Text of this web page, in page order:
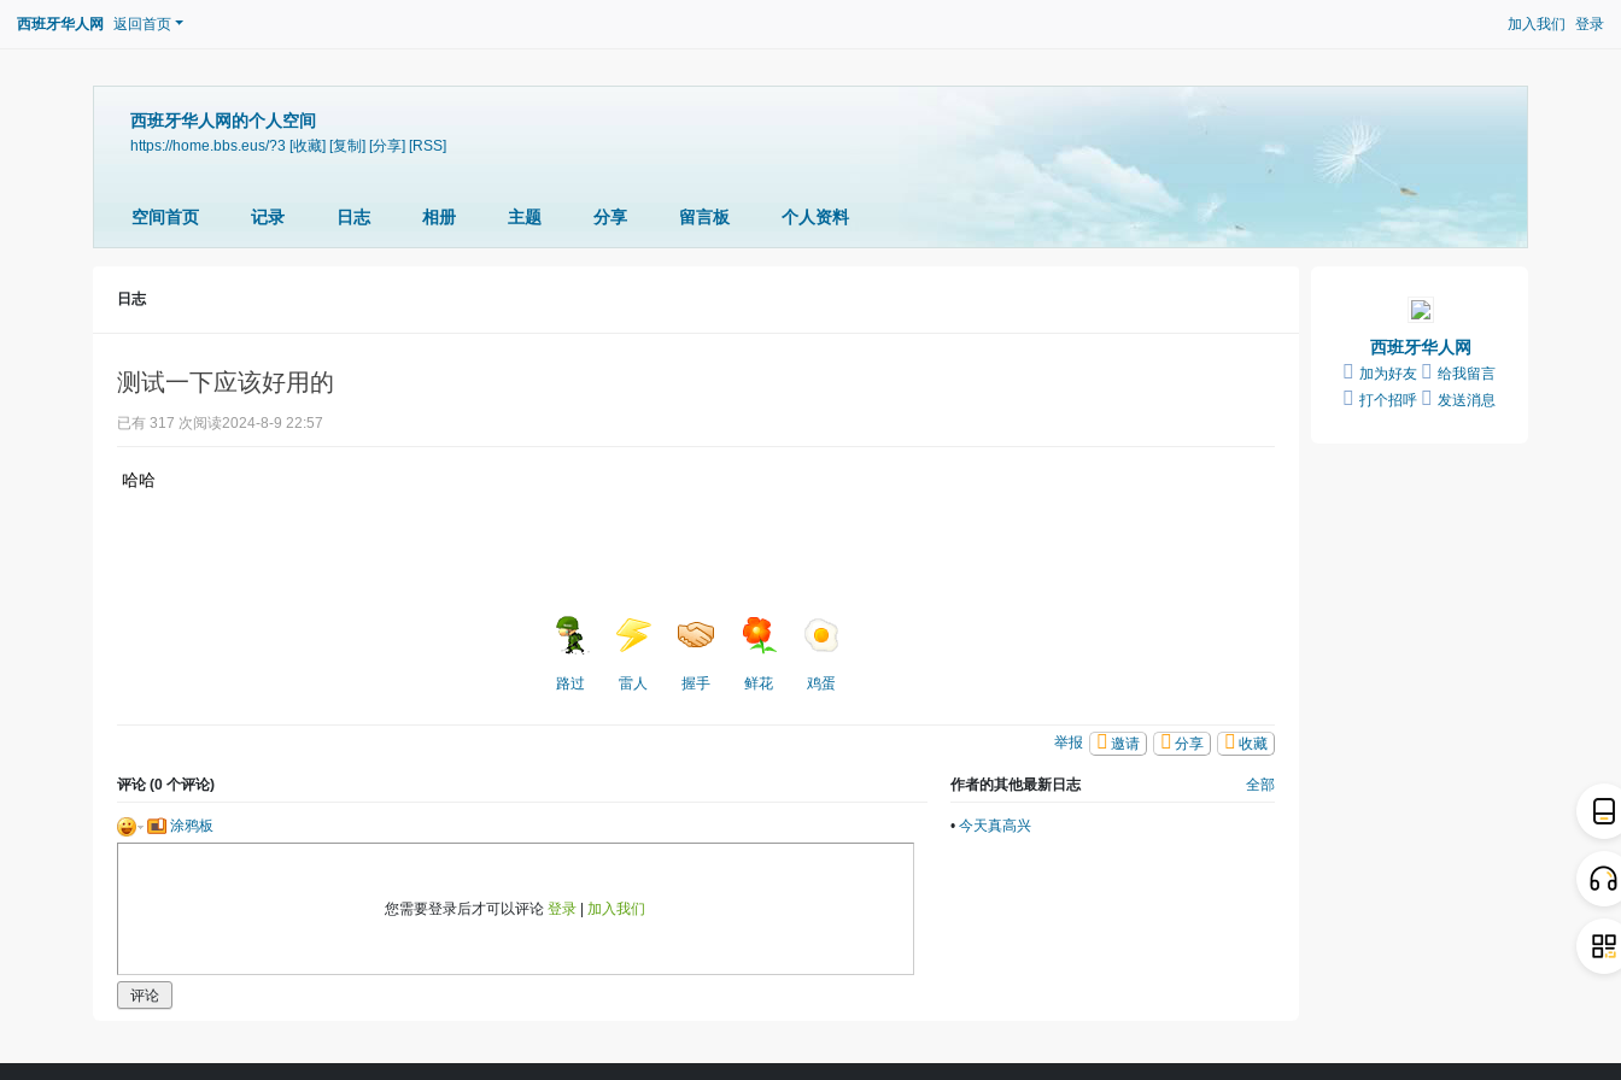
加入我们 登录
西班牙华人网 返回首页
西班牙华人网的个人空间
https://home.bbs.eus/?3 [收藏] [复制] [分享] [RSS]
空间首页 记录 日志 相册 主题 分享 留言板 个人资料
日志
测试一下应该好用的
已有 317 次阅读2024-8-9 22:57
哈哈
路过 雷人 握手 鲜花 鸡蛋
收藏
分享
邀请
举报
全部
作者的其他最新日志
•今天真高兴
评论 (0 个评论)
涂鸦板
您需要登录后才可以评论登录 |加入我们
评论
西班牙华人网
加为好友
给我留言
打个招呼
发送消息